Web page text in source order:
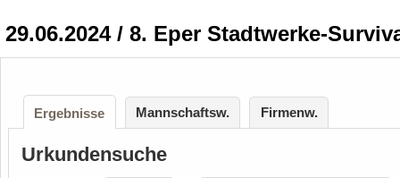
29.06.2024 / 8. Eper Stadtwerke-
Ergebnisse Mannschaftsw. Firmenw.
Urkundensuche